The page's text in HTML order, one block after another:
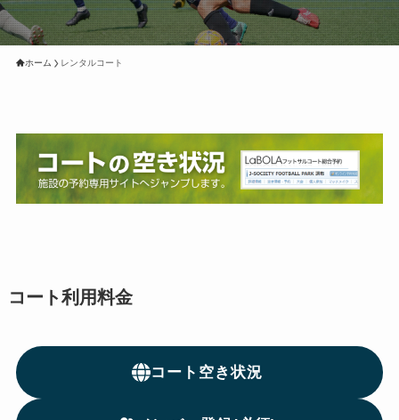
ホーム レンタルコート
コート利用料金
コート空き状況